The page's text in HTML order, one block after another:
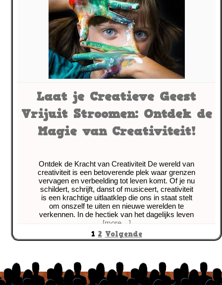
Laat je Creatieve Geest
Vrijuit Stroomen: Ontdek de
Magie van Creativiteit!
Ontdek de Kracht van Creativiteit De wereld van
creativiteit is een betoverende plek waar grenzen
vervagen en verbeelding tot leven komt. Of je nu
schildert, schrijft, danst of musiceert, creativiteit
is een krachtige uitlaatklep die ons in staat stelt
om onszelf te uiten en nieuwe werelden te
verkennen. In de hectiek van het dagelijks leven
[more…]
Tagged with:'creatief, belonend ,creativiteit dromen,
emoties , experimenteren,ideeën , innovatie,inspiratie
kracht, kunstwerk, ontspannen, oplossingen ,recept ,
1 2 Volgende